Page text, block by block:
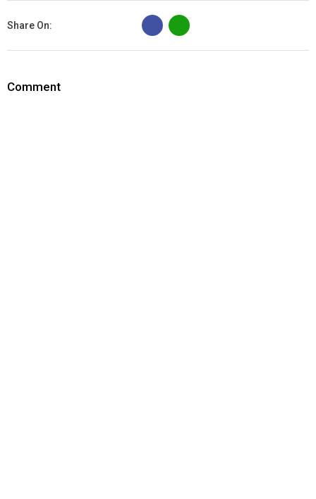
Share On:
B
Comment